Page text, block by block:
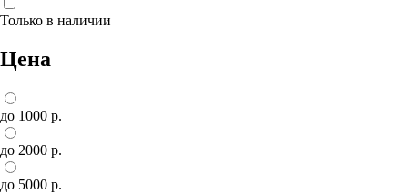
Только в наличии
Цена
до 1000 р.
до 2000 р.
до 5000 р.